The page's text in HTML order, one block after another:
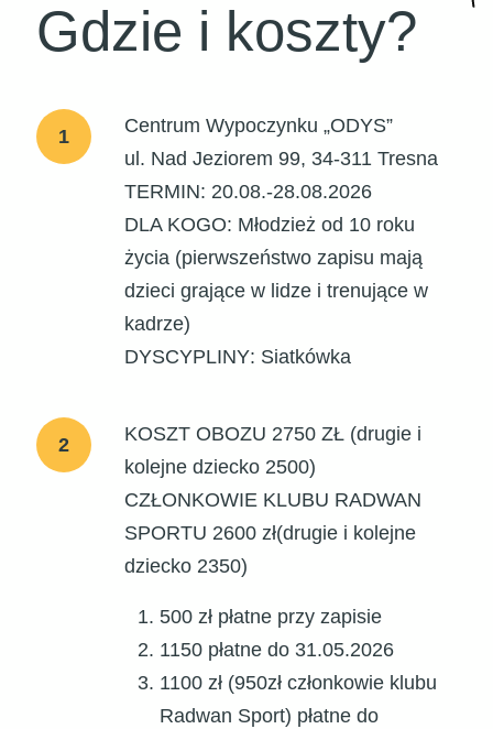
Gdzie i koszty?
1
Centrum Wypoczynku „ODYS”
ul. Nad Jeziorem 99, 34-311 Tresna
TERMIN: 20.08.-28.08.2026
DLA KOGO: Młodzież od 10 roku
życia (pierwszeństwo zapisu mają
dzieci grające w lidze i trenujące w
kadrze)
DYSCYPLINY: Siatkówka
2
KOSZT OBOZU 2750 ZŁ (drugie i
kolejne dziecko 2500)
CZŁONKOWIE KLUBU RADWAN
SPORTU 2600 zł(drugie i kolejne
dziecko 2350)
500 zł płatne przy zapisie
1150 płatne do 31.05.2026
1100 zł (950zł członkowie klubu
Radwan Sport) płatne do